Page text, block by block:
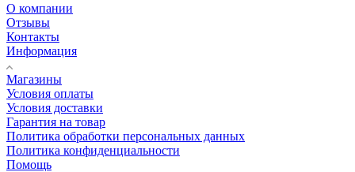
О компании
Отзывы
Контакты
Информация
Магазины
Условия оплаты
Условия доставки
Гарантия на товар
Политика обработки персональных данных
Политика конфиденциальности
Помощь